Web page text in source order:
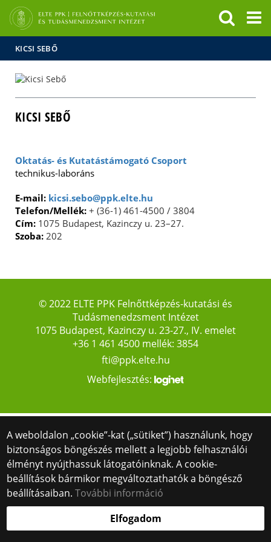
Hírek
Események
ELTE a
sajtóban
KICSI SEBŐ
KICSI SEBŐ
Oktatás- és Kutatástámogató Csoport
technikus-laboráns
E-mail: kicsi.sebo@ppk.elte.hu
Telefon/Mellék: + (36-1) 461-4500 / 3804
Cím: 1075 Budapest, Kazinczy u. 23–27.
Szoba: 202
A weboldalon „cookie”-kat („sütiket”) használunk, hogy
biztonságos böngészés mellett a legjobb felhasználói
élményt nyújthassuk látogatóinknak. A cookie-
beállítások bármikor megváltoztathatók a böngésző
beállításaiban.További információ
Elfogadom
© 2022 ELTE PPK Felnőttképzés-kutatási és
Tudásmenedzsment Intézet
1075 Budapest, Kazinczy u. 23-27., IV. emelet
+36 1 461 4500 mellék: 3854
fti@ppk.elte.hu
Webfejlesztés: